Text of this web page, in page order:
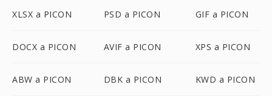
XLSX a PICON PSD a PICON GIF a PICON
DOCX a PICON AVIF a PICON XPS a PICON
ABW a PICON DBK a PICON KWD a PICON